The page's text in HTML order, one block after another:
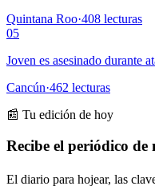
Quintana Roo·408 lecturas
05
Joven es asesinado durante
Cancún·462 lecturas
📰 Tu edición de hoy
Recibe el periódico
El diario para hojear, las